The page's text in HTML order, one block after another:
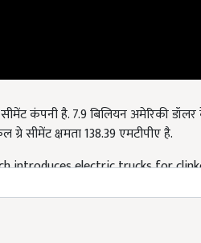
सीमेंट क्षमता 138.39 एमटीपीए है.
introduces electric trucks for clinker